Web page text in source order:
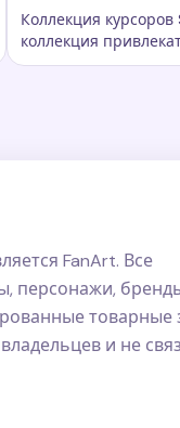
кастомные следы
Коллекция
коллекция
курсорных
Ключевые слова:
FanArt. Все
персонажи,
товарные
и не